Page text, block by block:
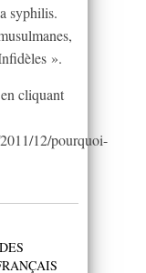
syphilis.
».
cliquant
12/pourquoi-